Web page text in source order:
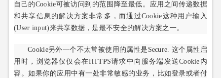
自己的Cookie可被访问到的范围降至最低。应用之间传递数据
和共享信息的解决方案非常多，而通过Cookie这种用户输入
(User input)来共享数据，是最不安全的解决方案之一。
Cookie另外一个不太常被使用的属性是Secure. 这个属性启
用时，浏览器仅仅会在HTTPS请求中向服务端发送Cookie内
容。如果你的应用中有一处非常敏感的业务，比如登录或者付